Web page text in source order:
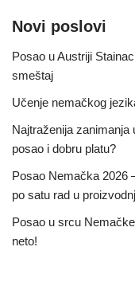
Novi poslovi
Posao u Austriji
smeštaj
Učenje nemačkog
Najtraženija
posao i dobru platu?
Posao Nemačka 2026
po satu rad u
Posao u srcu
neto!